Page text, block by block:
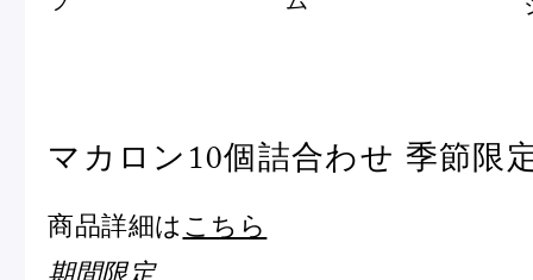
マカロン10個詰合わせ 季節限
商品詳細は こちら
期間限定